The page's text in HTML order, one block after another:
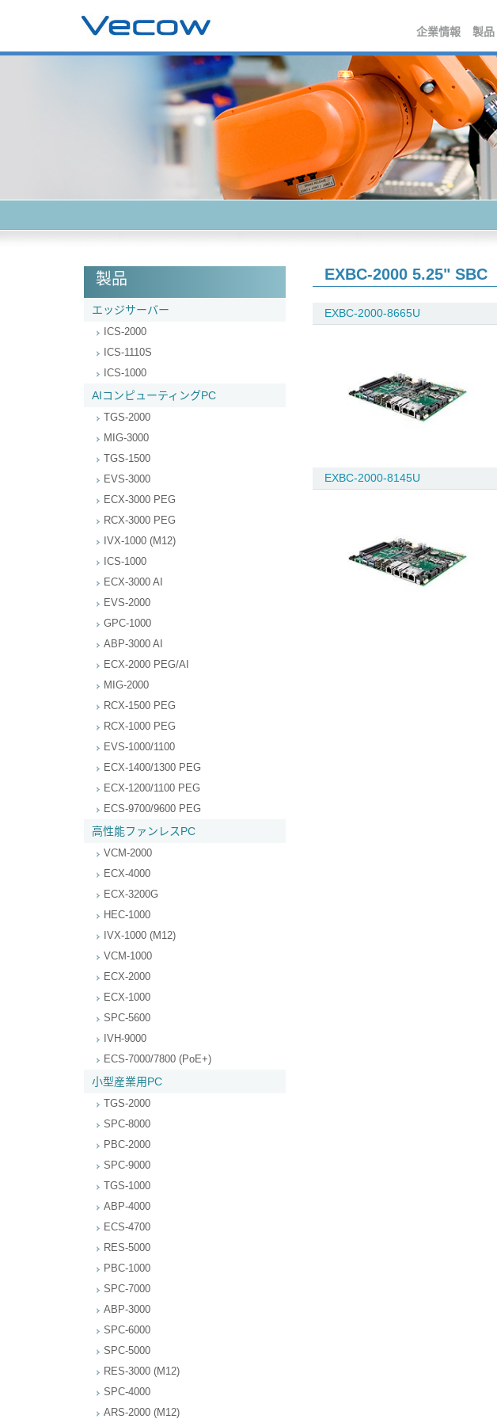
企業情報 製品
製品
エッジサーバー
ICS-2000
ICS-1110S
ICS-1000
AIコンピューティングPC
TGS-2000
MIG-3000
TGS-1500
EVS-3000
ECX-3000 PEG
RCX-3000 PEG
IVX-1000 (M12)
ICS-1000
ECX-3000 AI
EVS-2000
GPC-1000
ABP-3000 AI
ECX-2000 PEG/AI
MIG-2000
RCX-1500 PEG
RCX-1000 PEG
EVS-1000/1100
ECX-1400/1300 PEG
ECX-1200/1100 PEG
ECS-9700/9600 PEG
高性能ファンレスPC
VCM-2000
ECX-4000
ECX-3200G
HEC-1000
IVX-1000 (M12)
VCM-1000
ECX-2000
ECX-1000
SPC-5600
IVH-9000
ECS-7000/7800 (PoE+)
小型産業用PC
TGS-2000
SPC-8000
PBC-2000
SPC-9000
TGS-1000
ABP-4000
ECS-4700
RES-5000
PBC-1000
SPC-7000
ABP-3000
SPC-6000
SPC-5000
RES-3000 (M12)
SPC-4000
ARS-2000 (M12)
EXBC-2000 5.25" SBC
EXBC-2000-8665U
EXBC-2000-8145U